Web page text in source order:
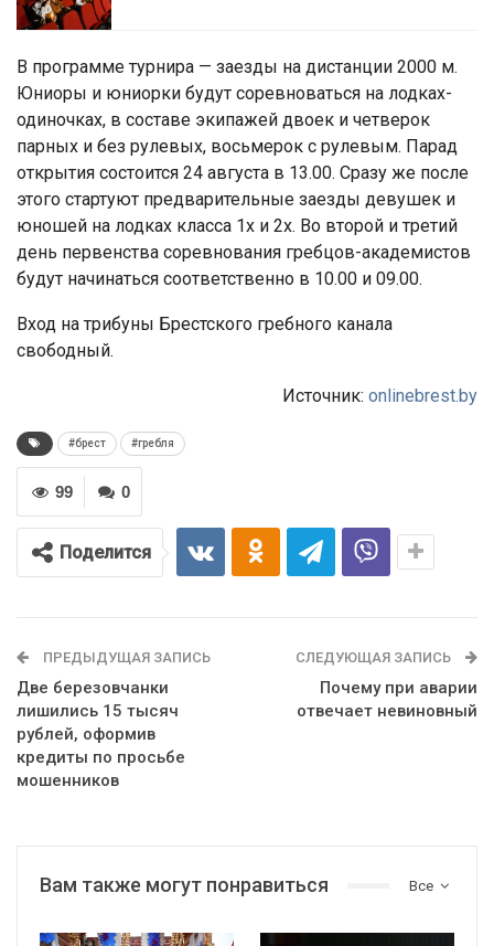
В программе турнира — заезды на дистанции 2000 м.
Юниоры и юниорки будут соревноваться на лодках-
одиночках, в составе экипажей двоек и четверок
парных и без рулевых, восьмерок с рулевым. Парад
открытия состоится 24 августа в 13.00. Сразу же после
этого стартуют предварительные заезды девушек и
юношей на лодках класса 1х и 2х. Во второй и третий
день первенства соревнования гребцов-академистов
будут начинаться соответственно в 10.00 и 09.00.
Вход на трибуны Брестского гребного канала
свободный.
Источник: onlinebrest.by
#брест #гребля
0
99
Поделится
ПРЕДЫДУЩАЯ ЗАПИСЬ
Две березовчанки
лишились 15 тысяч
рублей, оформив
кредиты по просьбе
мошенников
СЛЕДУЮЩАЯ ЗАПИСЬ
Почему при аварии
отвечает невиновный
Все
Вам также могут понравиться